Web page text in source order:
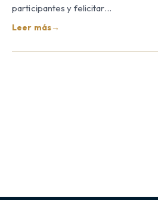
participantes y felicitar…
Leer más→